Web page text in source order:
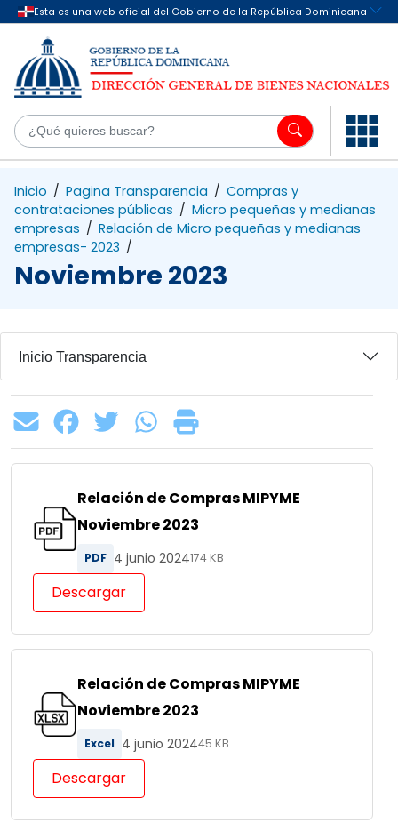
Saltar al contenido principal
Inicio / Pagina Transparencia / Compras y
contrataciones públicas / Micro pequeñas y medianas
empresas / Relación de Micro pequeñas y medianas
empresas- 2023 /
Noviembre 2023
Inicio Transparencia
Relación de Compras MIPYME
Noviembre 2023
PDF 4 junio 2024174 KB
Descargar
Relación de Compras MIPYME
Noviembre 2023
Excel 4 junio 202445 KB
Descargar